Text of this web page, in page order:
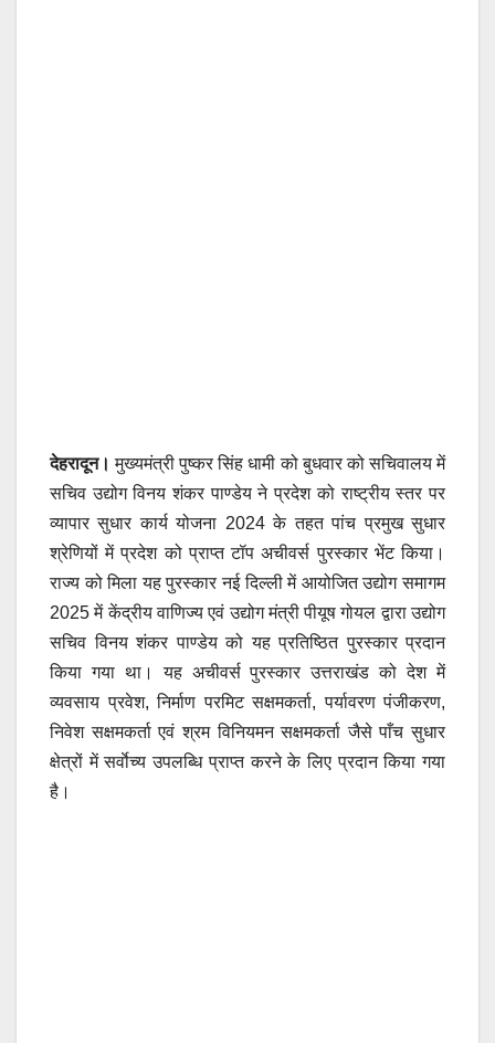
देहरादून। मुख्यमंत्री पुष्कर सिंह धामी को बुधवार को सचिवालय में
सचिव उद्योग विनय शंकर पाण्डेय ने प्रदेश को राष्ट्रीय स्तर पर
व्यापार सुधार कार्य योजना 2024 के तहत पांच प्रमुख सुधार
श्रेणियों में प्रदेश को प्राप्त टॉप अचीवर्स पुरस्कार भेंट किया।
राज्य को मिला यह पुरस्कार नई दिल्ली में आयोजित उद्योग समागम
2025 में केंद्रीय वाणिज्य एवं उद्योग मंत्री पीयूष गोयल द्वारा उद्योग
सचिव विनय शंकर पाण्डेय को यह प्रतिष्ठित पुरस्कार प्रदान
किया गया था। यह अचीवर्स पुरस्कार उत्तराखंड को देश में
व्यवसाय प्रवेश, निर्माण परमिट सक्षमकर्ता, पर्यावरण पंजीकरण,
निवेश सक्षमकर्ता एवं श्रम विनियमन सक्षमकर्ता जैसे पाँच सुधार
क्षेत्रों में सर्वाेच्य उपलब्धि प्राप्त करने के लिए प्रदान किया गया
है।